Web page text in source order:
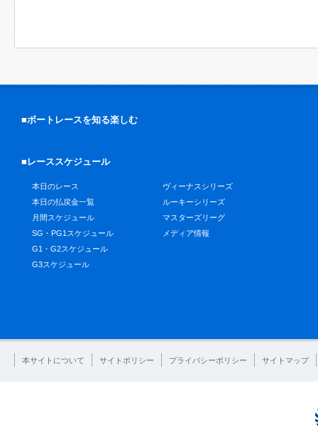
■ボートレースを知る楽しむ
■レーススケジュール
本日のレース
本日の払戻金一覧
月間スケジュール
SG・PG1スケジュール
G1・G2スケジュール
G3スケジュール
ヴィーナスシリーズ
ルーキーシリーズ
マスターズリーグ
メディア情報
本サイトについて サイトポリシー プライバシーポリシー サイトマップ